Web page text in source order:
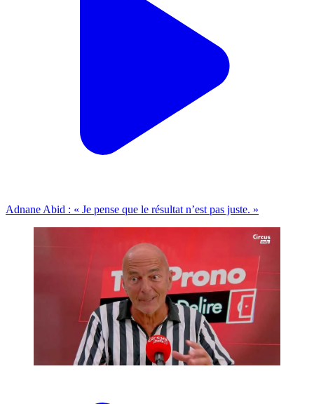
Adnane Abid : « Je pense que le résultat n’est pas juste. »